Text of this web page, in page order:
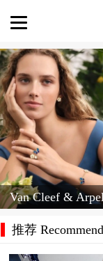
推荐 Recommend